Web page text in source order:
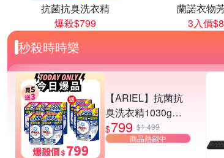
抗菌抗臭洗衣精
爆殺$799
蘭諾衣物
3入價
秒殺時時樂
【ARIEL】抗菌抗
臭洗衣精1030g補
充包 X8 (抗菌去漬/
室內晾曬) 兩款任選
$799 $1,499
商品熱銷中